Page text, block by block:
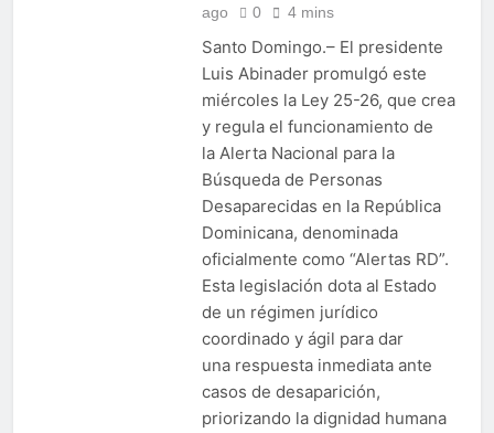
ago
0 4 mins
Santo Domingo.– El presidente
Luis Abinader promulgó este
miércoles la Ley 25-26, que crea
y regula el funcionamiento de
la Alerta Nacional para la
Búsqueda de Personas
Desaparecidas en la República
Dominicana, denominada
oficialmente como “Alertas RD”.
Esta legislación dota al Estado
de un régimen jurídico
coordinado y ágil para dar
una respuesta inmediata ante
casos de desaparición,
priorizando la dignidad humana